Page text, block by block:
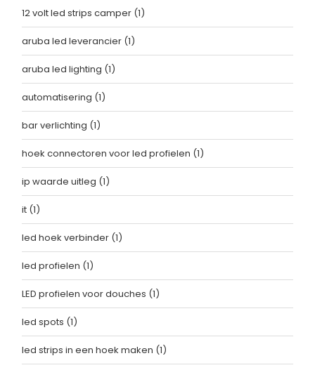
12 volt led strips camper (1)
aruba led leverancier (1)
aruba led lighting (1)
automatisering (1)
bar verlichting (1)
hoek connectoren voor led profielen (1)
ip waarde uitleg (1)
it (1)
led hoek verbinder (1)
led profielen (1)
LED profielen voor douches (1)
led spots (1)
led strips in een hoek maken (1)